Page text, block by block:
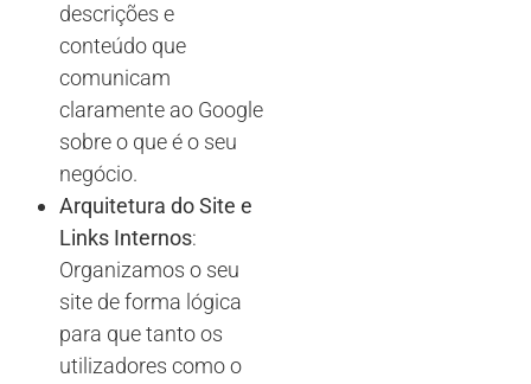
descrições e
conteúdo que
comunicam
claramente ao Google
sobre o que é o seu
negócio.
Arquitetura do Site e
Links Internos:
Organizamos o seu
site de forma lógica
para que tanto os
utilizadores como o